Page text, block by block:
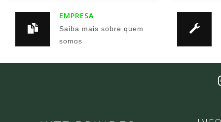
EMPRESA
Saiba mais sobre quem
somos